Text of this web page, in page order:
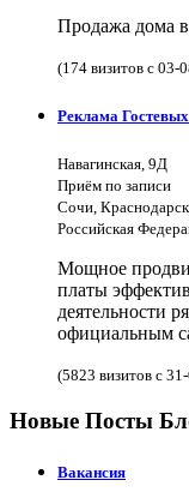
Продажа дома
(174 визитов с 03-
Реклама
Навагинская, 9Д
Приём по записи
Сочи,
Российская
Мощное
платы
деятельности
официальным
(5823 визитов с
Новые Посты
Вакансия